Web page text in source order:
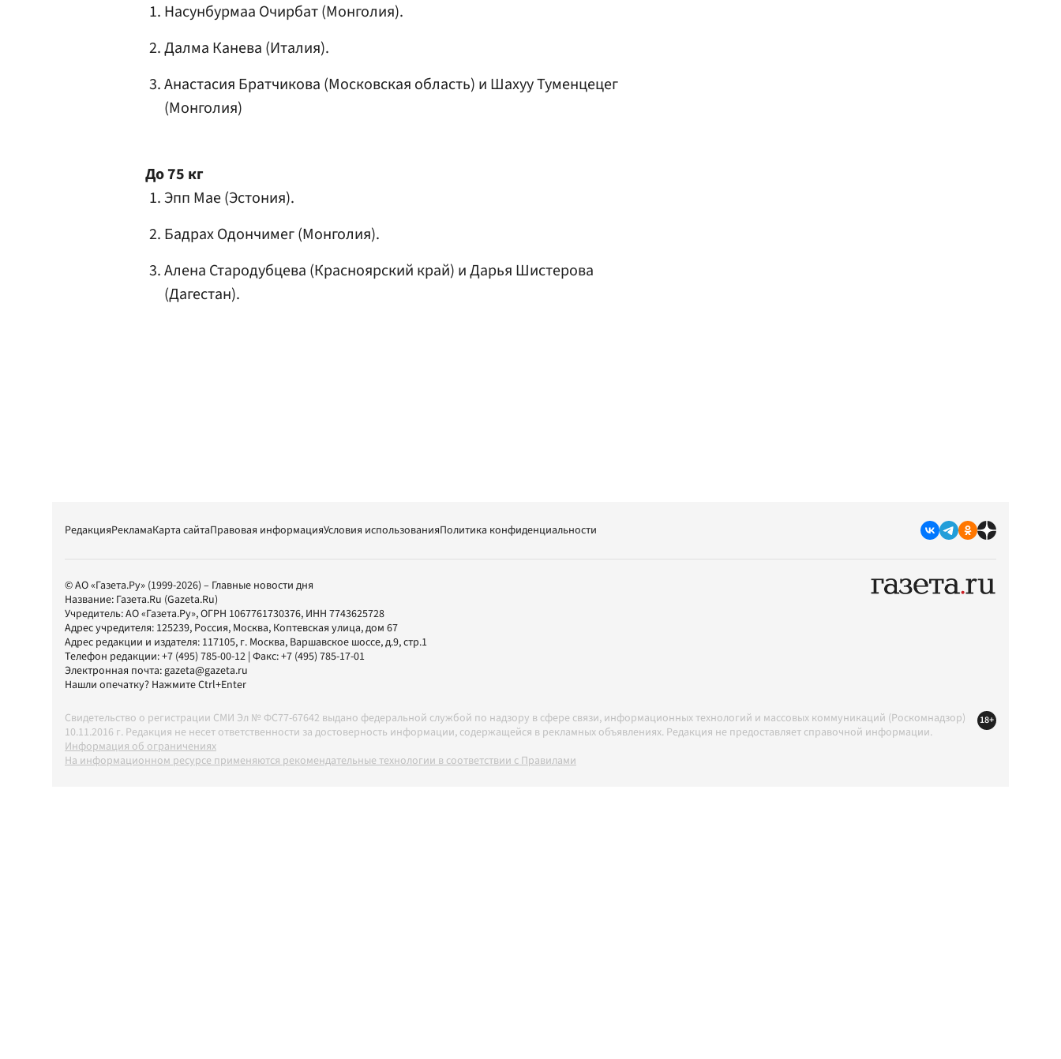
Насунбурмаа Очирбат (Монголия).
Далма Канева (Италия).
Анастасия Братчикова (Московская область) и Шахуу Туменцецег
(Монголия)
До 75 кг
Эпп Мае (Эстония).
Бадрах Одончимег (Монголия).
Алена Стародубцева (Красноярский край) иДарья Шистерова
(Дагестан).
РедакцияРекламаКарта сайтаПравовая информацияУсловия использованияПолитика конфиденциальности
© АО «Газета.Ру» (1999-2026) – Главные новости дня
Название: Газета.Ru (Gazeta.Ru)
Учредитель:АО «Газета.Ру», ОГРН 1067761730376, ИНН 7743625728
Адрес учредителя: 125239, Россия, Москва, Коптевская улица, дом 67
Адрес редакции и издателя: 117105, г. Москва, Варшавское шоссе, д.9, стр.1
Телефон редакции:+7 (495) 785-00-12 | Факс:+7 (495) 785-17-01
Электронная почта:gazeta@gazeta.ru
Нашли опечатку? Нажмите Ctrl+Enter
Свидетельство о регистрации СМИ Эл № ФС77-67642 выдано федеральной службой по надзору в сфере связи, информационных технологий и массовых коммуникаций (Роскомнадзор)
10.11.2016 г. Редакция не несет ответственности за достоверность информации, содержащейся в рекламных объявлениях. Редакция не предоставляет справочной информации.
Информация об ограничениях
На информационном ресурсе применяются рекомендательные технологии в соответствии с Правилами
18+